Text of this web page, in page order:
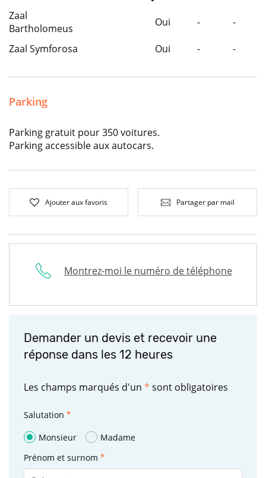
Zaal
Bartholomeus
Oui - -
Zaal Symforosa Oui - -
Parking
Parking gratuit pour 350 voitures.
Parking accessible aux autocars.
Ajouter aux favoris Partager par mail
Montrez-moi le numéro de téléphone
Demander un devis et recevoir une
réponse dans les 12 heures
Les champs marqués d'un * sont obligatoires
Salutation
Monsieur
Madame
Prénom et surnom